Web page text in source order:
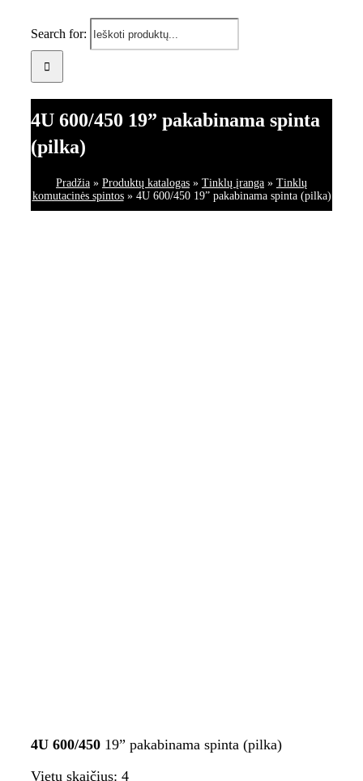
Search for:
4U 600/450 19” pakabinama spinta
(pilka)
Pradžia » Produktų katalogas » Tinklų įranga » Tinklų
komutacinės spintos» 4U 600/450 19” pakabinama spinta (pilka)
4U 600/45019” pakabinama spinta (pilka)
Vietų skaičius: 4